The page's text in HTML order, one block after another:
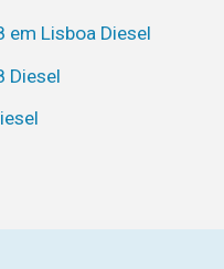
em Lisboa Diesel
Diesel